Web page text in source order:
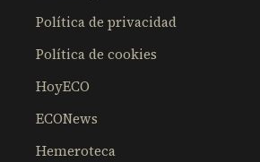
Política de privacidad
Política de cookies
HoyECO
ECONews
Hemeroteca